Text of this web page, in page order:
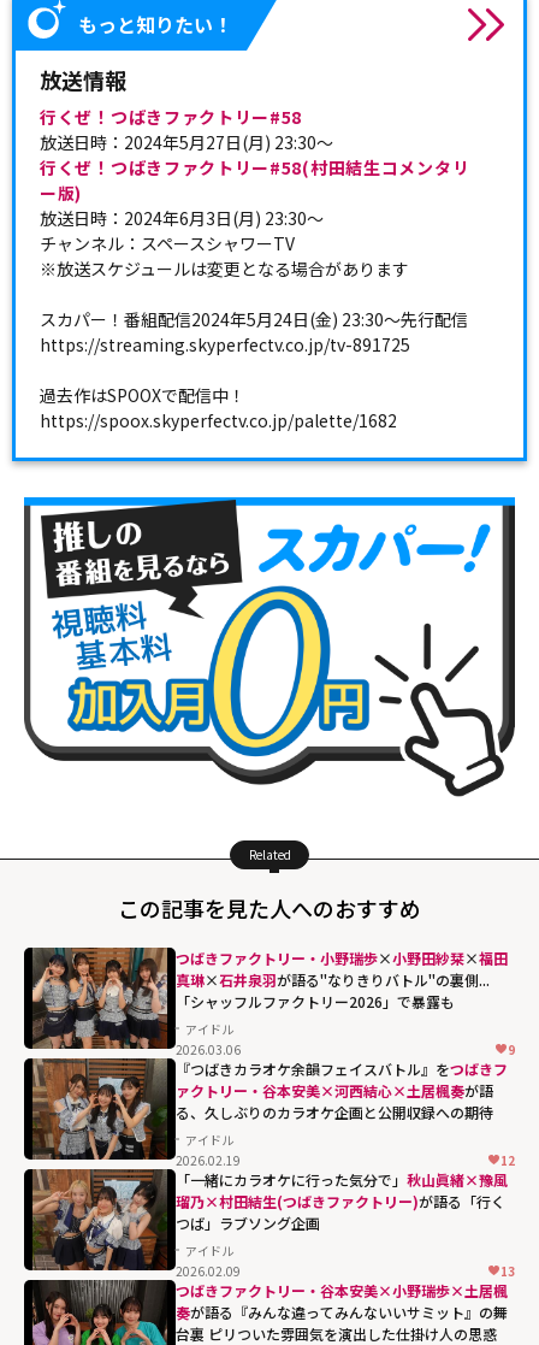
もっと知りたい！
放送情報
行くぜ！つばきファクトリー#58
放送日時：2024年5月27日(月) 23:30～
行くぜ！つばきファクトリー#58(村田結生コメンタリ
ー版)
放送日時：2024年6月3日(月) 23:30～
チャンネル：スペースシャワーTV
※放送スケジュールは変更となる場合があります
スカパー！番組配信2024年5月24日(金) 23:30～先行配信
https://streaming.skyperfectv.co.jp/tv-891725
過去作はSPOOXで配信中！
https://spoox.skyperfectv.co.jp/palette/1682
Related
この記事を見た人へのおすすめ
つばきファクトリー・小野瑞歩×小野田紗栞×福田
真琳×石井泉羽が語る"なりきりバトル"の裏側...
「シャッフルファクトリー2026」で暴露も
アイドル
2026.03.06
9
『つばきカラオケ余韻フェイスバトル』をつばきフ
ァクトリー・谷本安美×河西結心×土居楓奏が語
る、久しぶりのカラオケ企画と公開収録への期待
アイドル
2026.02.19
12
「一緒にカラオケに行った気分で」 秋山眞緒×豫風
瑠乃×村田結生(つばきファクトリー)が語る「行く
つば」ラブソング企画
アイドル
2026.02.09
13
つばきファクトリー・谷本安美×小野瑞歩×土居楓
奏が語る『みんな違ってみんないいサミット』の舞
台裏 ピリついた雰囲気を演出した仕掛け人の思惑